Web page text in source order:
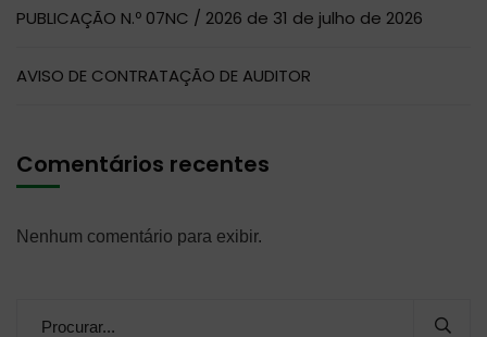
PUBLICAÇÃO N.º 07NC / 2026 de 31 de julho de 2026
AVISO DE CONTRATAÇÃO DE AUDITOR
Comentários recentes
Nenhum comentário para exibir.